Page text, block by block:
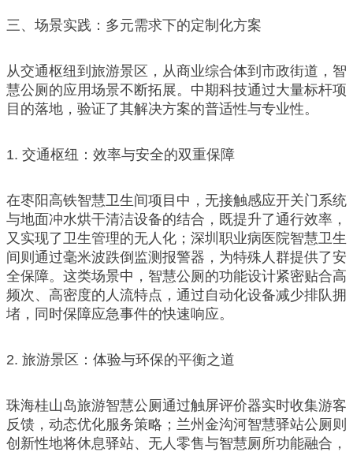
三、场景实践：多元需求下的定制化方案
从交通枢纽到旅游景区，从商业综合体到市政街道，智
慧公厕的应用场景不断拓展。中期科技通过大量标杆项
目的落地，验证了其解决方案的普适性与专业性。
1. 交通枢纽：效率与安全的双重保障
在枣阳高铁智慧卫生间项目中，无接触感应开关门系统
与地面冲水烘干清洁设备的结合，既提升了通行效率，
又实现了卫生管理的无人化；深圳职业病医院智慧卫生
间则通过毫米波跌倒监测报警器，为特殊人群提供了安
全保障。这类场景中，智慧公厕的功能设计紧密贴合高
频次、高密度的人流特点，通过自动化设备减少排队拥
堵，同时保障应急事件的快速响应。
2. 旅游景区：体验与环保的平衡之道
珠海桂山岛旅游智慧公厕通过触屏评价器实时收集游客
反馈，动态优化服务策略；兰州金沟河智慧驿站公厕则
创新性地将休息驿站、无人零售与智慧厕所功能融合，